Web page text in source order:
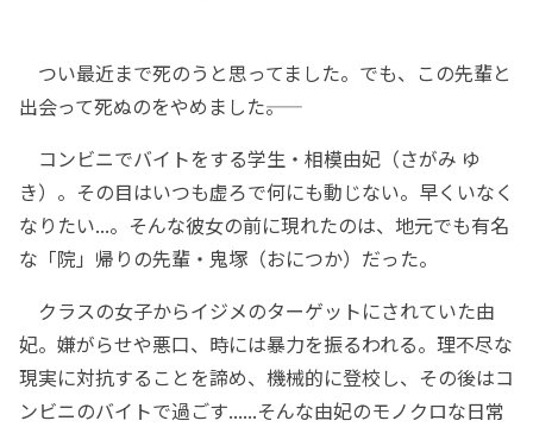
つい最近まで死のうと思ってました。でも、この先輩と
出会って死ぬのをやめました――。
コンビニでバイトをする学生・相模由妃（さがみ ゆ
き）。その目はいつも虚ろで何にも動じない。早くいなく
なりたい...。そんな彼女の前に現れたのは、地元でも有名
な「院」帰りの先輩・鬼塚（おにつか）だった。
クラスの女子からイジメのターゲットにされていた由
妃。嫌がらせや悪口、時には暴力を振るわれる。理不尽な
現実に対抗することを諦め、機械的に登校し、その後はコ
ンビニのバイトで過ごす......そんな由妃のモノクロな日常